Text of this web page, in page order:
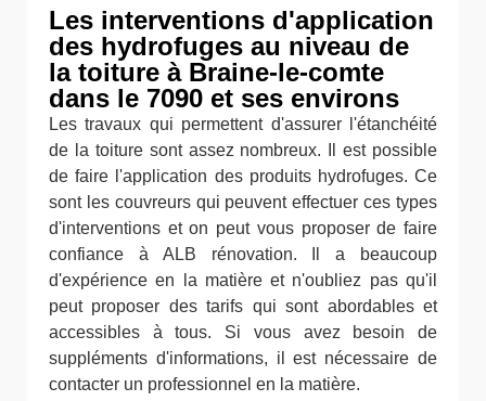
Les interventions d'application
des hydrofuges au niveau de
la toiture à Braine-le-comte
dans le 7090 et ses environs
Les travaux qui permettent d'assurer l'étanchéité
de la toiture sont assez nombreux. Il est possible
de faire l'application des produits hydrofuges. Ce
sont les couvreurs qui peuvent effectuer ces types
d'interventions et on peut vous proposer de faire
confiance à ALB rénovation. Il a beaucoup
d'expérience en la matière et n'oubliez pas qu'il
peut proposer des tarifs qui sont abordables et
accessibles à tous. Si vous avez besoin de
suppléments d'informations, il est nécessaire de
contacter un professionnel en la matière.